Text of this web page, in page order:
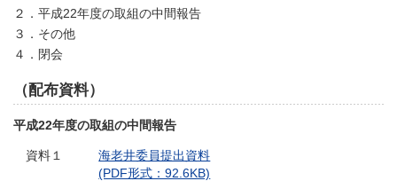
２．平成22年度の取組の中間報告
３．その他
４．閉会
（配布資料）
平成22年度の取組の中間報告
資料１
海老井委員提出資料
(PDF形式：92.6KB)